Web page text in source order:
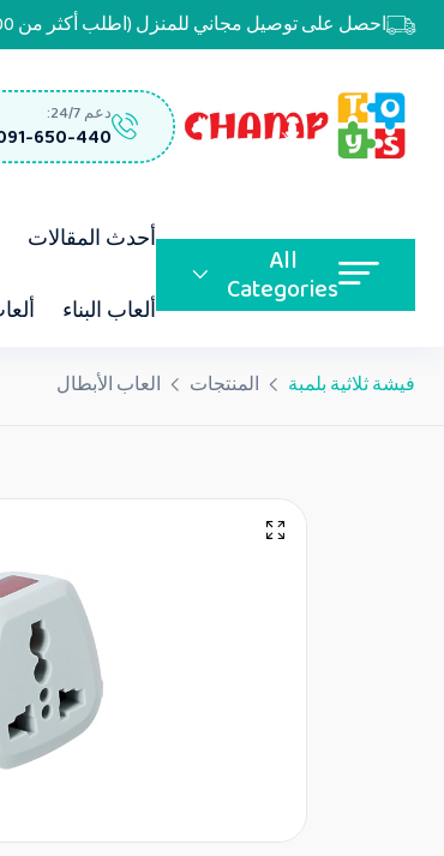
احصل على توصيل مجاني للمنزل (اطلب أكثر من 1500 جنية)
دعم 24/7:
650-440
All
Categories
أحدث المقالات
ألعاب البناء
فيشة ثلاثية بلمبة المنتجات العاب الأبطال